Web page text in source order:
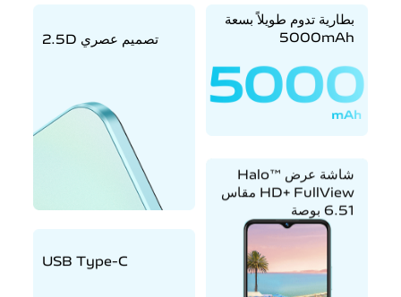
تصميم عصري ‎2.5D‏
بطارية تدوم طويلاً بسعة
5000mAh
USB Type-C
شاشة عرض ™‎Halo
FullView‏ +HD مقاس
6.51 بوصة